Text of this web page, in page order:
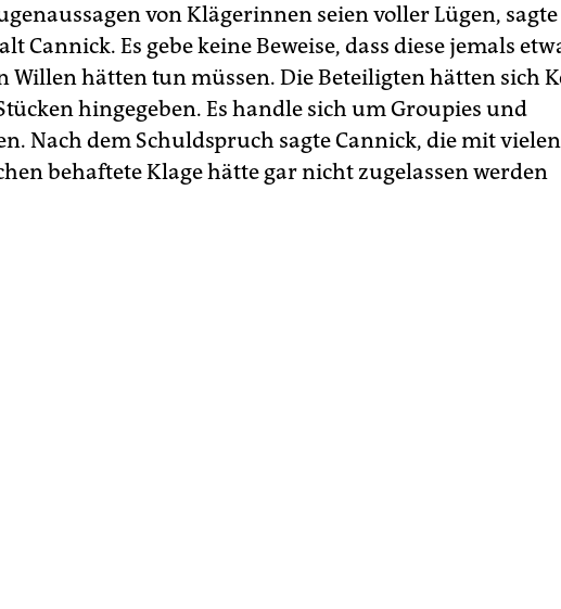
von Klägerinnen seien voller Lügen, sagte
Cannick. Es gebe keine Beweise, dass diese jemals
Willen hätten tun müssen. Die Beteiligten hätten sich
hingegeben. Es handle sich um Groupies und
Nach dem Schuldspruch sagte Cannick, die mit vielen
behaftete Klage hätte gar nicht zugelassen werden